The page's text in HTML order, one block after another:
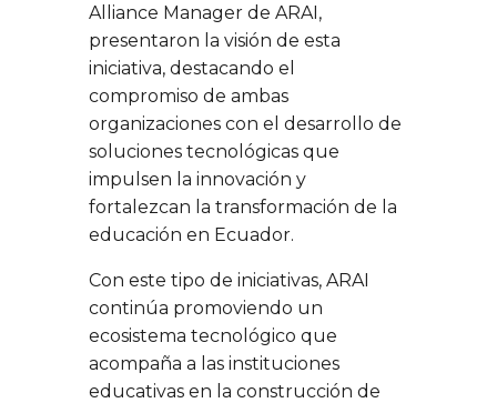
Alliance Manager de ARAI,
presentaron la visión de esta
iniciativa, destacando el
compromiso de ambas
organizaciones con el desarrollo de
soluciones tecnológicas que
impulsen la innovación y
fortalezcan la transformación de la
educación en Ecuador.
Con este tipo de iniciativas, ARAI
continúa promoviendo un
ecosistema tecnológico que
acompaña a las instituciones
educativas en la construcción de